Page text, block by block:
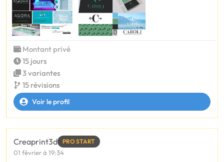
Montant privé
15 jours
3 variantes
15 révisions
Voir le profil
Creaprint3d PRO START
01 février à 19:34